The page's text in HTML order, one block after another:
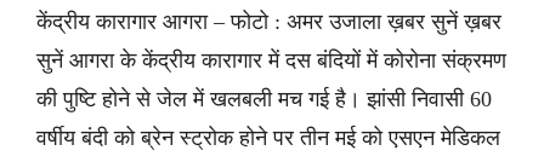
केंद्रीय कारागार आगरा – फोटो : अमर उजाला ख़बर सुनें ख़बर
सुनें आगरा के केंद्रीय कारागार में दस बंदियों में कोरोना संक्रमण
की पुष्टि होने से जेल में खलबली मच गई है। झांसी निवासी 60
वर्षीय बंदी को ब्रेन स्ट्रोक होने पर तीन मई को एसएन मेडिकल